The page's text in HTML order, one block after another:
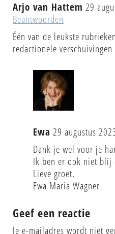
Arjo van Hattem 29
Beantwoorden
Één van de leukste
redactionele verschuivingen
Ewa 29 augustus
Dank je wel voor je
Ik ben er ook niet blij
Lieve groet,
Ewa Maria Wagner
Geef een reactie
Je e-mailadres wordt niet